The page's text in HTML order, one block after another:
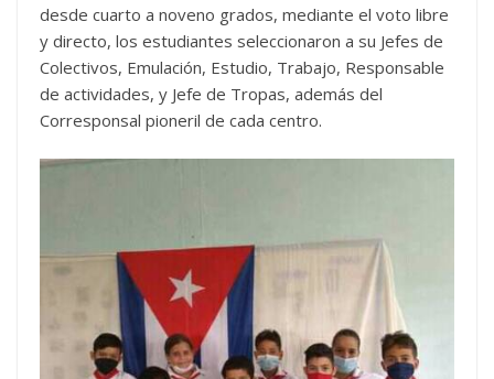
desde cuarto a noveno grados, mediante el voto libre
y directo, los estudiantes seleccionaron a su Jefes de
Colectivos, Emulación, Estudio, Trabajo, Responsable
de actividades, y Jefe de Tropas, además del
Corresponsal pioneril de cada centro.